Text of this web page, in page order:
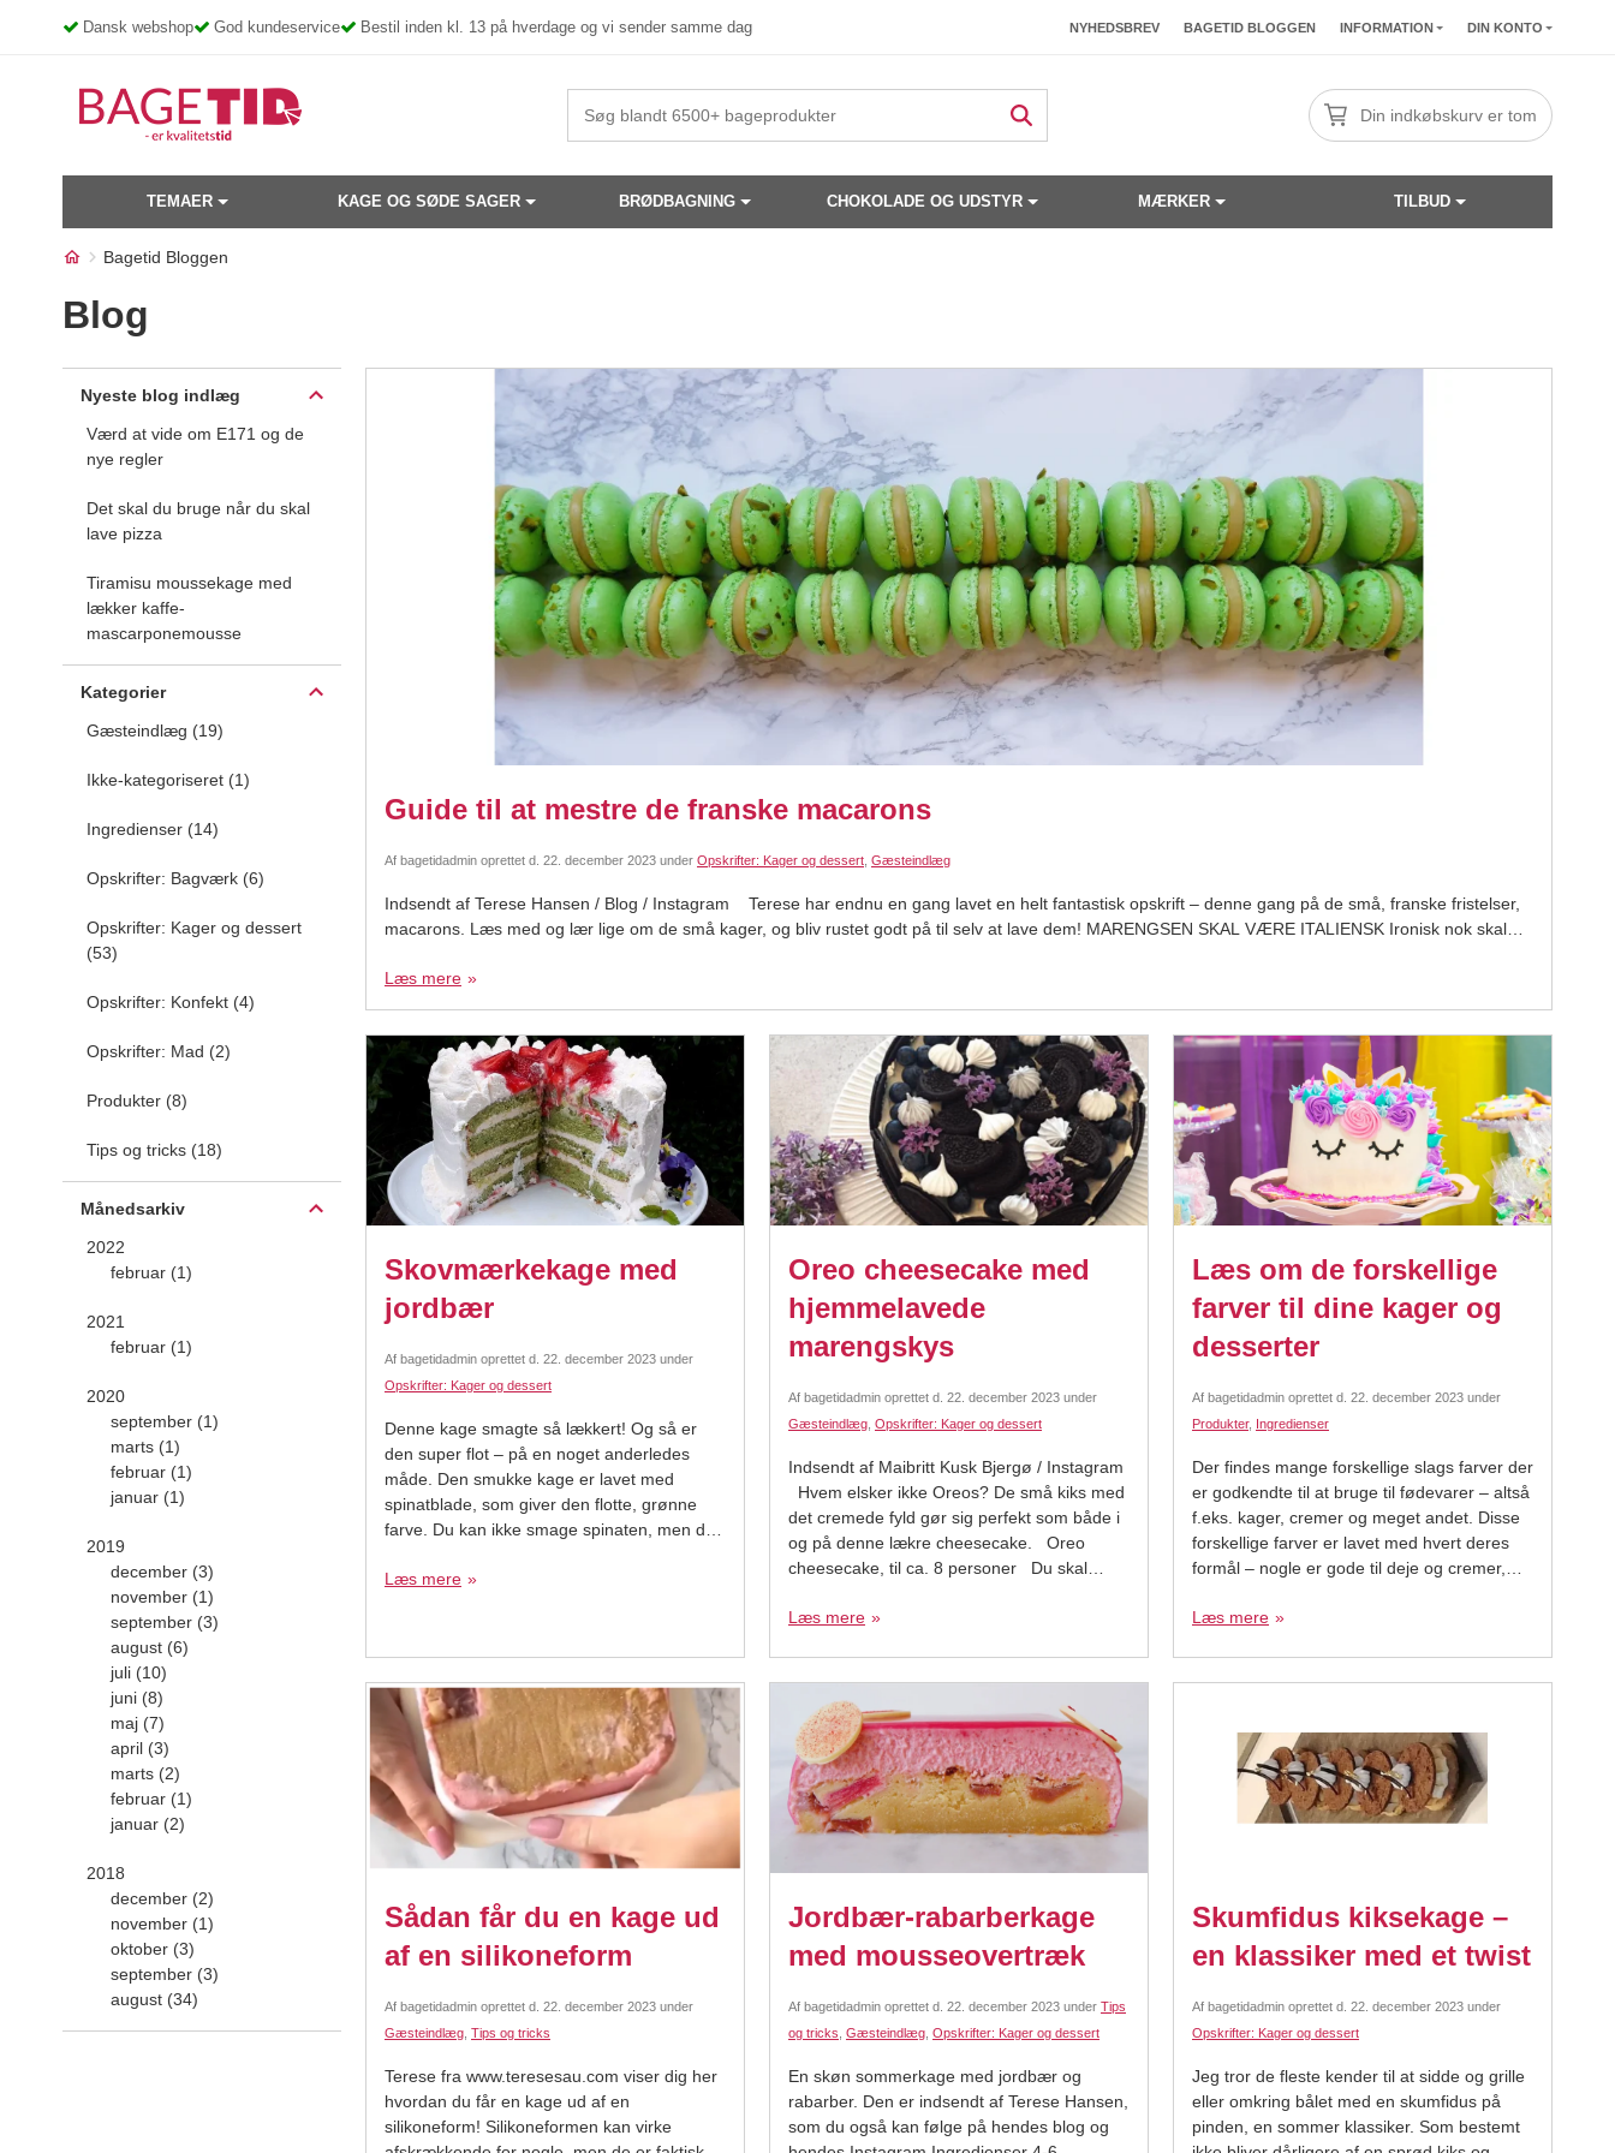
Dansk webshop God kundeservice Bestil inden kl. 13 på hverdage og vi sender samme dag NYHEDSBREV BAGETID BLOGGEN INFORMATION DIN KONTO
Din indkøbskurv er tom
TEMAER KAGE OG SØDE SAGER BRØDBAGNING CHOKOLADE OG UDSTYR MÆRKER TILBUD
Bagetid Bloggen
Blog
Nyeste blog indlæg
Værd at vide om E171 og de
nye regler
Det skal du bruge når du skal
lave pizza
Tiramisu moussekage med
lækker kaffe-
mascarponemousse
Kategorier
Gæsteindlæg (19)
Ikke-kategoriseret (1)
Ingredienser (14)
Opskrifter: Bagværk (6)
Opskrifter: Kager og dessert
(53)
Opskrifter: Konfekt (4)
Opskrifter: Mad (2)
Produkter (8)
Tips og tricks (18)
Månedsarkiv
2022
februar (1)
2021
februar (1)
2020
september (1)
marts (1)
februar (1)
januar (1)
2019
december (3)
november (1)
september (3)
august (6)
juli (10)
juni (8)
maj (7)
april (3)
marts (2)
februar (1)
januar (2)
2018
december (2)
november (1)
oktober (3)
september (3)
august (34)
Guide til at mestre de franske macarons
Af bagetidadmin oprettet d. 22. december 2023 under Opskrifter: Kager og dessert Gæsteindlæg
Indsendt af Terese Hansen / Blog / Instagram Terese har endnu en gang lavet en helt fantastisk opskrift – denne gang på de små, franske fristelser,
macarons. Læs med og lær lige om de små kager, og bliv rustet godt på til selv at lave dem! MARENGSEN SKAL VÆRE ITALIENSK Ironisk nok skal
Læs mere
Skovmærkekage med
jordbær
Af bagetidadmin oprettet d. 22. december 2023 under
Opskrifter: Kager og dessert
Denne kage smagte så lækkert! Og så er
den super flot – på en noget anderledes
måde. Den smukke kage er lavet med
spinatblade, som giver den flotte, grønne
farve. Du kan ikke smage spinaten, men du
er ikke overdrevet sød, og det er blot én af
Læs mere
Oreo cheesecake med
hjemmelavede
marengskys
Af bagetidadmin oprettet d. 22. december 2023 under
Gæsteindlæg Opskrifter: Kager og dessert
Indsendt af Maibritt Kusk Bjergø / Instagram
Hvem elsker ikke Oreos? De små kiks med
det cremede fyld gør sig perfekt som både i
og på denne lækre cheesecake. Oreo
cheesecake, til ca. 8 personer Du skal
digestive kiks 125 g smeltet smør Fyld
Læs mere
Læs om de forskellige
farver til dine kager og
desserter
Af bagetidadmin oprettet d. 22. december 2023 under
Produkter, Ingredienser
Der findes mange forskellige slags farver der
er godkendte til at bruge til fødevarer – altså
f.eks. kager, cremer og meget andet. Disse
forskellige farver er lavet med hvert deres
formål – nogle er gode til deje og cremer,
overflader, som fondant og marcipan, med.
Læs mere
Sådan får du en kage ud
af en silikoneform
Af bagetidadmin oprettet d. 22. december 2023 under
Gæsteindlæg Tips og tricks
Terese fra www.teresesau.com viser dig her
hvordan du får en kage ud af en
silikoneform! Silikoneformen kan virke
Jordbær-rabarberkage
med mousseovertræk
Af bagetidadmin oprettet d. 22. december 2023 under Tips
og tricks Gæsteindlæg Opskrifter: Kager og dessert
En skøn sommerkage med jordbær og
rabarber. Den er indsendt af Terese Hansen,
som du også kan følge på hendes blog og
Skumfidus kiksekage –
en klassiker med et twist
Af bagetidadmin oprettet d. 22. december 2023 under
Opskrifter: Kager og dessert
Jeg tror de fleste kender til at sidde og grille
eller omkring bålet med en skumfidus på
pinden, en sommer klassiker. Som bestemt